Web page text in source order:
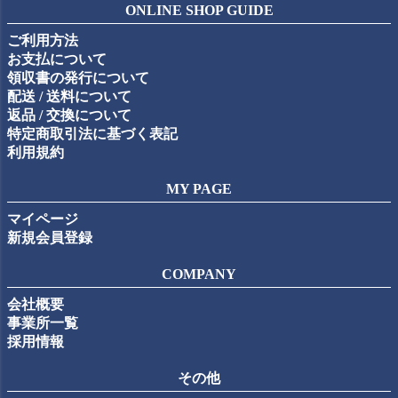
ップ
ONLINE SHOP GUIDE
ご利用方法
お支払について
領収書の発行について
配送 / 送料について
返品 / 交換について
特定商取引法に基づく表記
利用規約
MY PAGE
マイページ
新規会員登録
COMPANY
会社概要
事業所一覧
採用情報
その他